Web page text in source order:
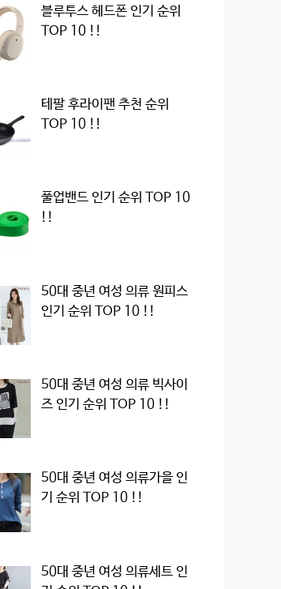
블루투스 헤드폰 인기 순위
TOP 10 !!
테팔 후라이팬 추천 순위
TOP 10 !!
풀업밴드 인기 순위 TOP 10
!!
50대 중년 여성 의류 원피스
인기 순위 TOP 10 !!
50대 중년 여성 의류 빅사이
즈 인기 순위 TOP 10 !!
50대 중년 여성 의류가을 인
기 순위 TOP 10 !!
50대 중년 여성 의류세트 인